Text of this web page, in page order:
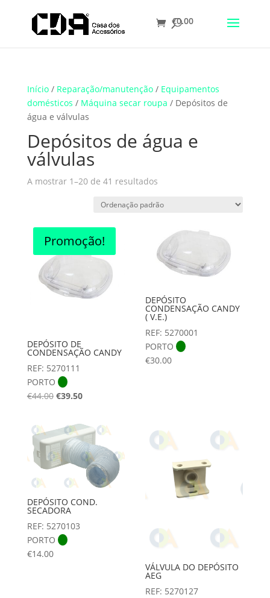
Translate
€0.00
Início/ Reparação/manutenção/ Equipamentos
domésticos / Máquina secar roupa / Depósitos de
água e válvulas
Depósitos de água e
válvulas
A mostrar 1–20 de 41 resultados
Promoção!
DEPÓSITO DE
CONDENSAÇÃO CANDY
REF: 5270111
PORTO
€44.00 O
original
era:
€44.00.
€39.50O
atual
é:
€39.50.
DEPÓSITO
CONDENSAÇÃO CANDY
( V.E.)
REF: 5270001
PORTO
€30.00
DEPÓSITO COND.
SECADORA
REF: 5270103
PORTO
€14.00
VÁLVULA DO DEPÓSITO
AEG
REF: 5270127